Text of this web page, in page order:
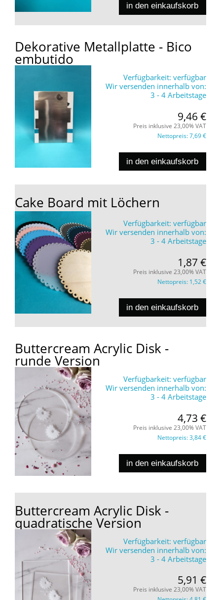
in den einkaufskorb
Dekorative Metallplatte - Bico
embutido
Verfügbarkeit: verfügbar
Wir versenden innerhalb von:
3 - 4 Arbeitstage
9,46 €
Preis inklusive 23,00% VAT
Nettopreis:7,69 €
in den einkaufskorb
Cake Board mit Löchern
Verfügbarkeit: verfügbar
Wir versenden innerhalb von:
3 - 4 Arbeitstage
1,87 €
Preis inklusive 23,00% VAT
Nettopreis: 1,52 €
in den einkaufskorb
Buttercream Acrylic Disk -
runde Version
Verfügbarkeit: verfügbar
Wir versenden innerhalb von:
3 - 4 Arbeitstage
4,73 €
Preis inklusive 23,00% VAT
Nettopreis:3,84 €
in den einkaufskorb
Buttercream Acrylic Disk -
quadratische Version
Verfügbarkeit: verfügbar
Wir versenden innerhalb von:
3 - 4 Arbeitstage
5,91 €
Preis inklusive 23,00% VAT